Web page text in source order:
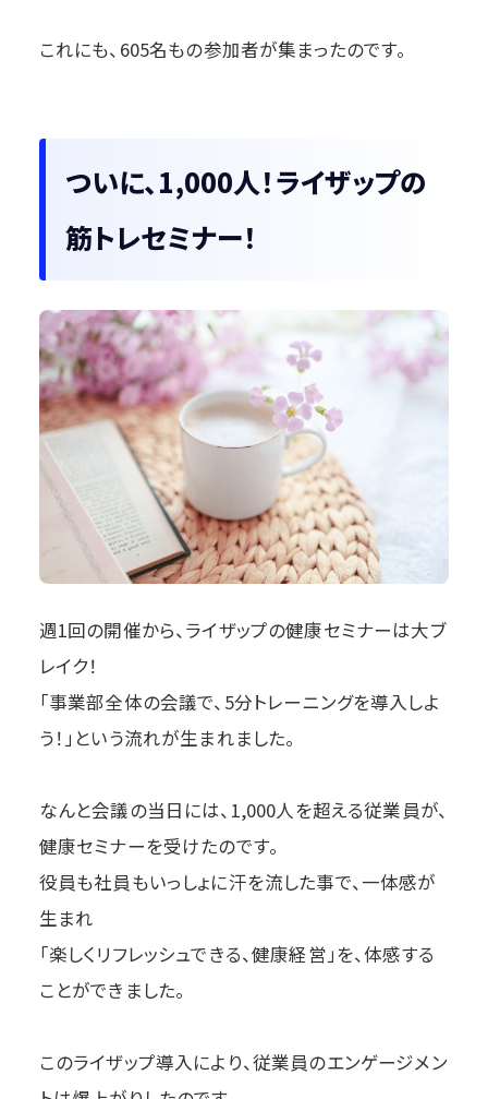
これにも、605名もの参加者が集まったのです。
ついに、1,000人！ライザップの
筋トレセミナー！
週1回の開催から、ライザップの健康セミナーは大ブ
レイク！
「事業部全体の会議で、5分トレーニングを導入しよ
う！」という流れが生まれました。
なんと会議の当日には、1,000人を超える従業員が、
健康セミナーを受けたのです。
役員も社員もいっしょに汗を流した事で、一体感が
生まれ
「楽しくリフレッシュできる、健康経営」を、体感する
ことができました。
このライザップ導入により、従業員のエンゲージメン